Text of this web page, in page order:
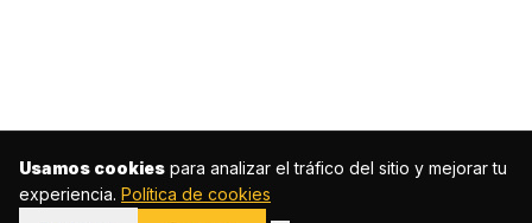
Usamos cookies para analizar el tráfico del sitio y mejorar tu
experiencia. Política de cookies